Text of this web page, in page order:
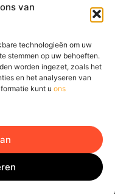
van
technologieën om uw
stemmen op uw behoeften.
worden ingezet, zoals het
en het analyseren van
kunt u ons
Ga Naar
(EU)
Right Reserved.